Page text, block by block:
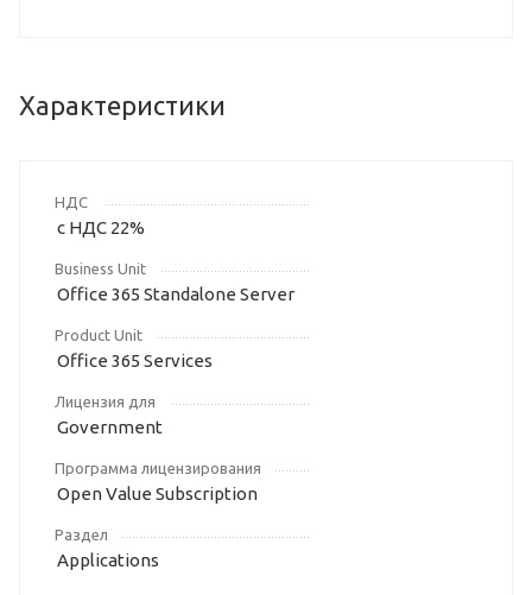
Характеристики
НДС
с НДС 22%
Business Unit
Office 365 Standalone Server
Product Unit
Office 365 Services
Лицензия для
Government
Программа лицензирования
Open Value Subscription
Раздел
Applications